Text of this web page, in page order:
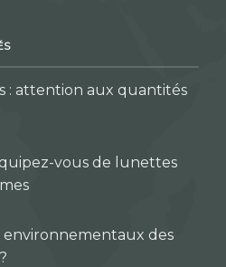
: attention aux quantités
vous de lunettes
environnementaux des